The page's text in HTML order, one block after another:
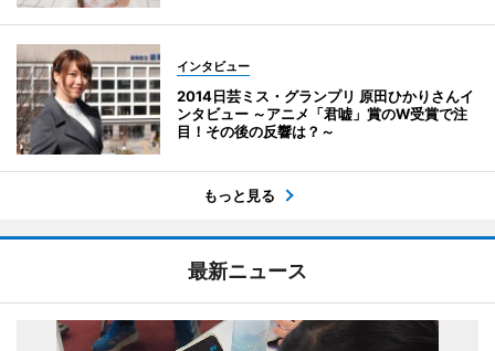
インタビュー
2014日芸ミス・グランプリ 原田ひかりさんイ
ンタビュー ～アニメ「君嘘」賞のW受賞で注
目！その後の反響は？～
もっと見る
最新ニュース